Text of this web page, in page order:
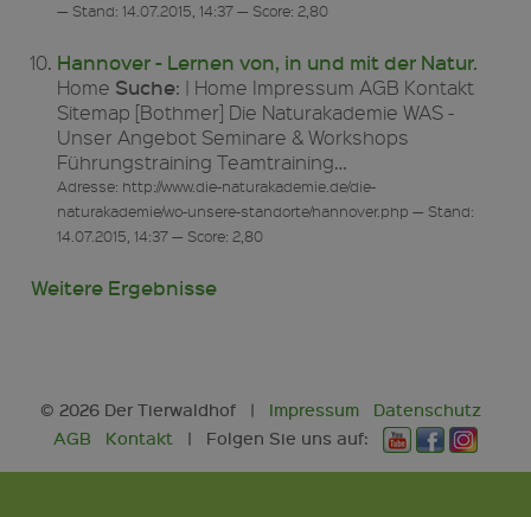
— Stand: 14.07.2015, 14:37 — Score: 2,80
Hannover - Lernen von, in und mit der Natur.
Home Suche: | Home Impressum AGB Kontakt
Sitemap [Bothmer] Die Naturakademie WAS -
Unser Angebot Seminare & Workshops
Führungstraining Teamtraining…
Adresse: http://www.die-naturakademie.de/die-
naturakademie/wo-unsere-standorte/hannover.php — Stand:
14.07.2015, 14:37 — Score: 2,80
Weitere Ergebnisse
© 2026 Der Tierwaldhof | Impressum
Datenschutz
AGB
Kontakt | Folgen Sie uns auf:
Y
o
F
a
n